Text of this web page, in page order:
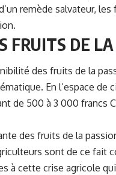
remède salvateur, les
FRUITS DE
des fruits de la
En l’espace de
de 500 à 3 000 francs
des fruits de la
sont de ce fait
à cette crise agricole